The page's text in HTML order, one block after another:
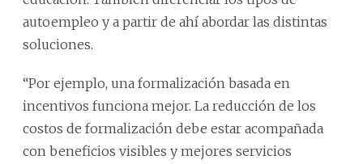
autoempleo y a partir de ahí abordar las distintas
soluciones.
“Por ejemplo, una formalización basada en
incentivos funciona mejor. La reducción de los
costos de formalización debe estar acompañada
con beneficios visibles y mejores servicios